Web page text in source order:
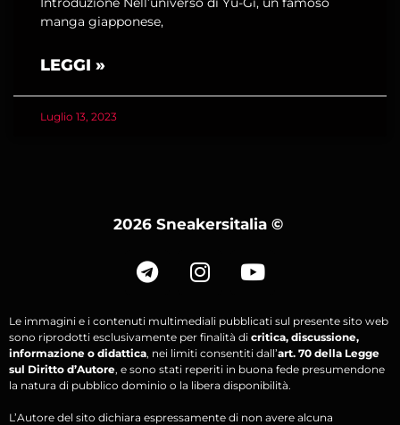
manga giapponese,
LEGGI »
Luglio 13, 2023
2026 Sneakersitalia ©
Le immagini e i contenuti multimediali pubblicati sul presente sito web
sono riprodotti esclusivamente per finalità di critica, discussione,
informazione o didattica, nei limiti consentiti dall’art. 70 della Legge
sul Diritto d’Autore, e sono stati reperiti in buona fede presumendone
la natura di pubblico dominio o la libera disponibilità.
L’Autore del sito dichiara espressamente di non avere alcuna